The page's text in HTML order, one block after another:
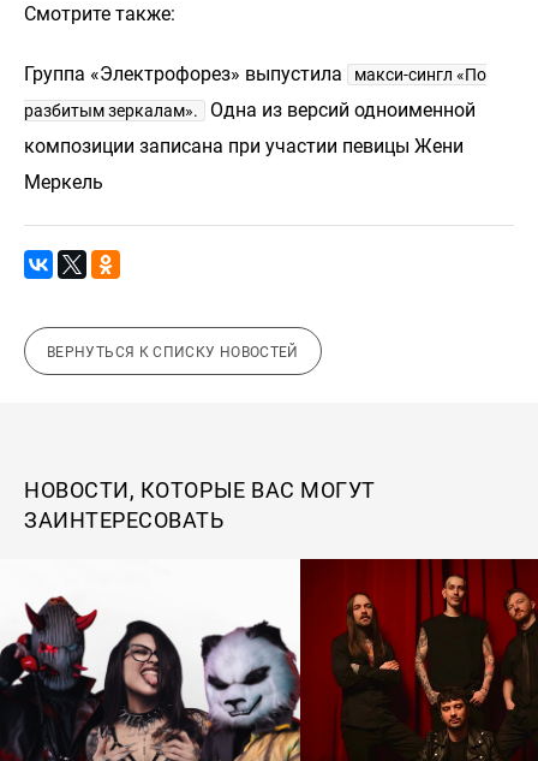
Смотрите также:
Группа «Электрофорез» выпустила
макси-сингл «По
разбитым зеркалам».
Одна из версий одноименной
композиции записана при участии певицы Жени
Меркель
ВЕРНУТЬСЯ К СПИСКУ НОВОСТЕЙ
НОВОСТИ, КОТОРЫЕ ВАС МОГУТ
ЗАИНТЕРЕСОВАТЬ